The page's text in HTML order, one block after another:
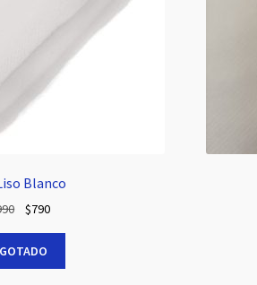
Blanco
El
original
era:
$790El
es: